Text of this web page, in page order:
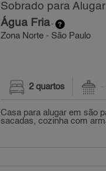
Sobrado para
Água Fria-
Zona Norte - São Paulo
2 quartos -
Casa para alugar em são
sacadas, cozinha com